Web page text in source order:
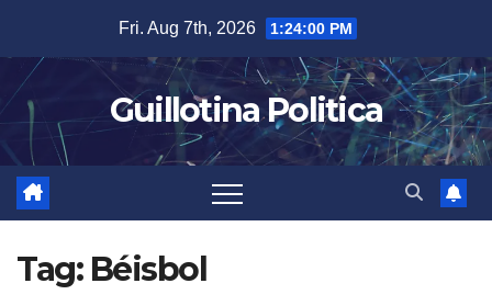
content
Fri. Aug 7th, 2026 1:24:01 PM
Guillotina Politica
Tag: Béisbol